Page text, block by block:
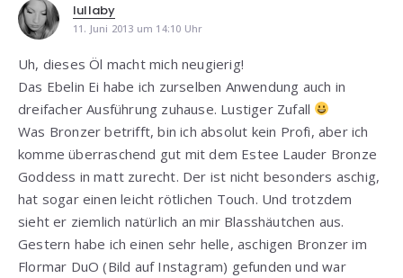
lullaby
11. Juni 2013 um 14:10 Uhr
Uh, dieses Öl macht mich neugierig!
Das Ebelin Ei habe ich zurselben Anwendung auch in
dreifacher Ausführung zuhause. Lustiger Zufall
Was Bronzer betrifft, bin ich absolut kein Profi, aber ich
komme überraschend gut mit dem Estee Lauder Bronze
Goddess in matt zurecht. Der ist nicht besonders aschig,
hat sogar einen leicht rötlichen Touch. Und trotzdem
sieht er ziemlich natürlich an mir Blasshäutchen aus.
Gestern habe ich einen sehr helle, aschigen Bronzer im
Flormar DuO (Bild auf Instagram) gefunden und war